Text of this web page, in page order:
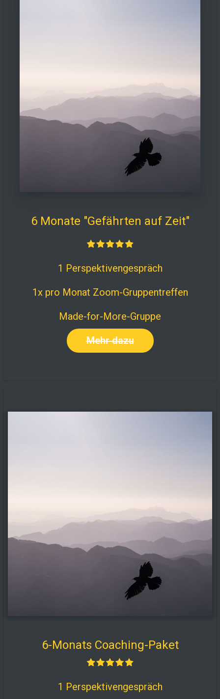
6 Monate "Gefährten auf Zeit"
1 Perspektivengespräch
1x pro Monat Zoom-Gruppentreffen
Made-for-More-Gruppe
Mehr dazu
6-Monats Coaching-Paket
1 Perspektivengespräch